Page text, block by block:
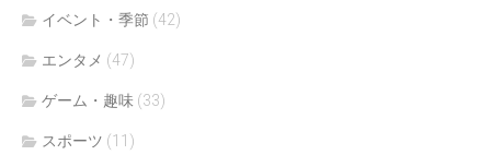
イベント・季節 (42)
エンタメ (47)
ゲーム・趣味 (33)
スポーツ (11)